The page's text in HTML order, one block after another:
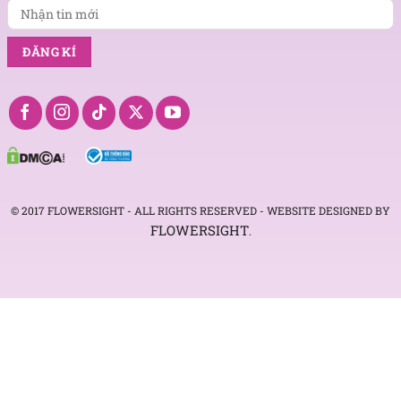
© 2017 FLOWERSIGHT - ALL RIGHTS RESERVED - WEBSITE DESIGNED BY
FLOWERSIGHT.